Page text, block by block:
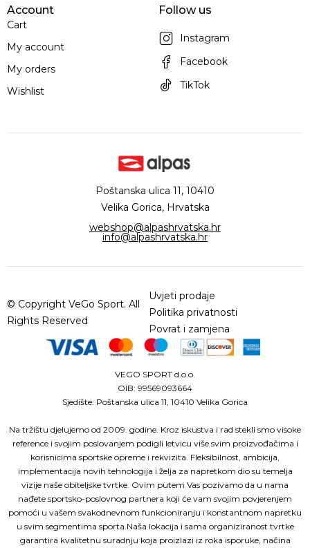
Account
Cart
My account
My orders
Wishlist
Follow us
Instagram
Facebook
TikTok
Poštanska ulica 11, 10410
Velika Gorica, Hrvatska
webshop@alpashrvatska.hr
info@alpashrvatska.hr
© Copyright VeGo Sport. All
Rights Reserved
Uvjeti prodaje
Politika privatnosti
Povrat i zamjena
VEGO SPORT d.o.o.
OIB: 99569093664
Sjedište: Poštanska ulica 11, 10410 Velika Gorica
Na tržištu djelujemo od 2009. godine. Kroz iskustva i rad stekli smo visoke
reference i svojim poslovanjem podigli letvicu više svim proizvođačima i
korisnicima sportske opreme i rekvizita. Fleksibilnost, ambicija,
implementacija novih tehnologija i želja za napretkom dio su temelja
vizije naše obiteljske tvrtke. Ovim putem Vas pozivamo da u nama
nađete sportsko-poslovnog partnera koji će vam svojim povjerenjem
pomoći u vašem svakodnevnom funkcioniranju i konstantnom napretku
u svim segmentima sporta.Naša lokacija i sama organiziranost tvrtke
garantira kvalitetnu suradnju koja proizlazi iz roka isporuke, načina